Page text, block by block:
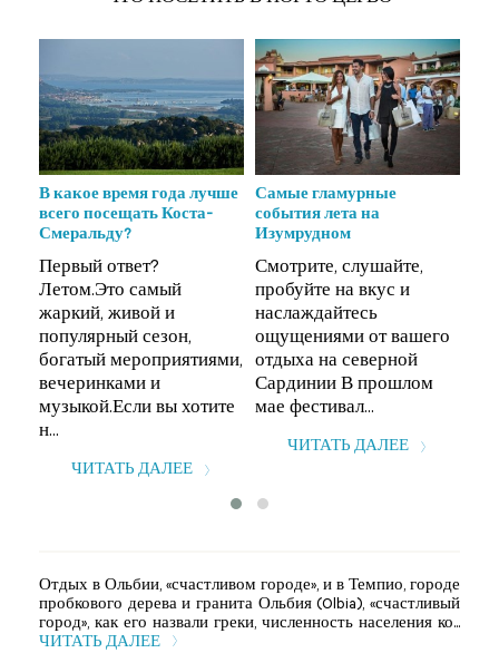
В какое время года лучше
всего посещать Коста-
Смеральду?
Первый ответ?
Летом.Это самый
жаркий, живой и
популярный сезон,
богатый мероприятиями,
вечеринками и
музыкой.Если вы хотите
н...
ЧИТАТЬ ДАЛЕЕ
Самые гламурные
события лета на
Изумрудном
Смотрите, слушайте,
пробуйте на вкус и
наслаждайтесь
ощущениями от вашего
отдыха на северной
Сардинии В прошлом
мае фестивал...
ЧИТАТЬ ДАЛЕЕ
Отдых в Ольбии, «счастливом городе», и в Темпио, городе
пробкового дерева и гранита Ольбия (Olbia), «счастливый
город», как его назвали греки, численность населения ко...
ЧИТАТЬ ДАЛЕЕ